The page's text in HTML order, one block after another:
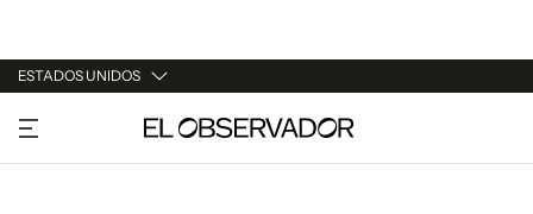
ESTADOS UNIDOS
URUGUAY
ARGENTINA